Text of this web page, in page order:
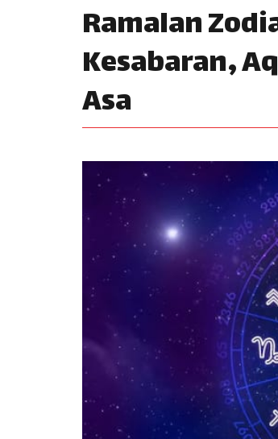
Ramalan
Kesabaran,
Asa